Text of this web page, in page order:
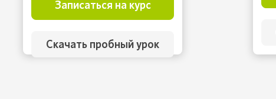
Записаться на курс
Скачать пробный урок